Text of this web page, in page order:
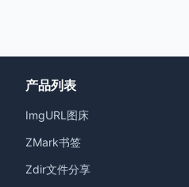
产品列表
ImgURL图床
ZMark书签
Zdir文件分享